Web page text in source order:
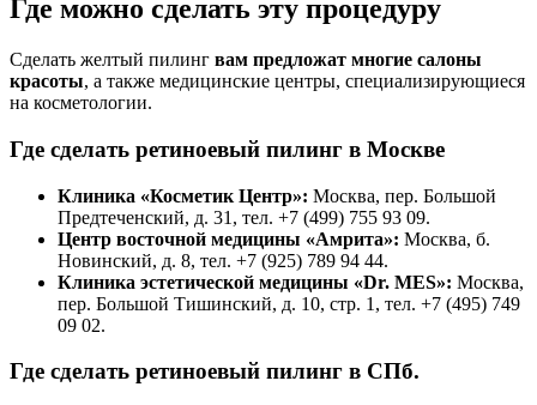
Где можно сделать эту процедуру
Сделать желтый пилинг вам предложат многие салоны
красоты, а также медицинские центры, специализирующиеся
на косметологии.
Где сделать ретиноевый пилинг в Москве
Клиника «Косметик Центр»: Москва, пер. Большой
Предтеченский, д. 31, тел. +7 (499) 755 93 09.
Центр восточной медицины «Амрита»: Москва, б.
Новинский, д. 8, тел. +7 (925) 789 94 44.
Клиника эстетической медицины «Dr. MES»: Москва,
пер. Большой Тишинский, д. 10, стр. 1, тел. +7 (495) 749
09 02.
Где сделать ретиноевый пилинг в СПб.